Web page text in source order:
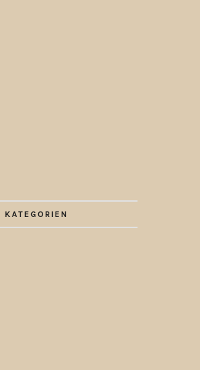
KATEGORIEN